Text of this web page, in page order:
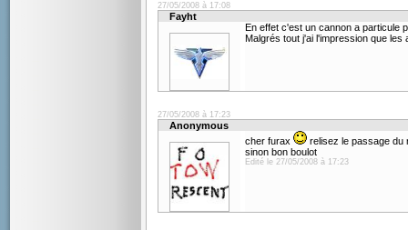
27/05/2008 à 17:08
Fayht
En effet c'est un cannon a particule
Malgrés tout j'ai l'impression que
27/05/2008 à 17:23
Anonymous
cher furax
relisez le passage du
sinon bon boulot
Edité le 27/05/2008 à 17:23